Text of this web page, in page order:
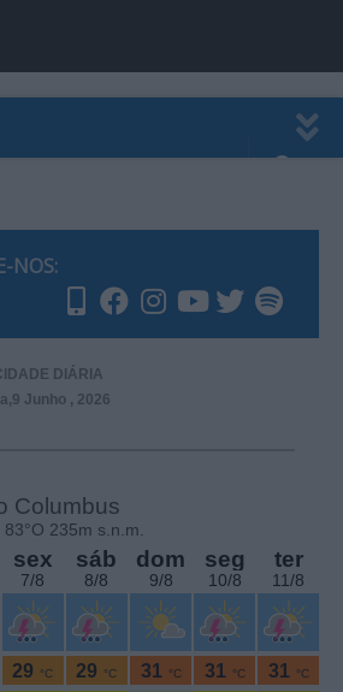
NOS:
DIÁRIA
Junho , 2026